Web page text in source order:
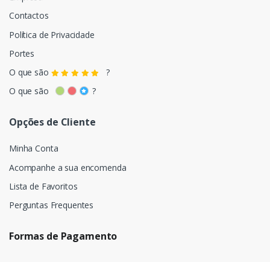
Contactos
Política de Privacidade
Portes
O que são
?
O que são
?
Opções de Cliente
Minha Conta
Acompanhe a sua encomenda
Lista de Favoritos
Perguntas Frequentes
Formas de Pagamento